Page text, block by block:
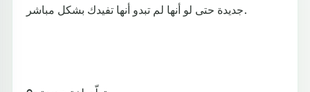
جديدة حتى لو أنها لم تبدو أنها تفيدك بشكل مباشر.